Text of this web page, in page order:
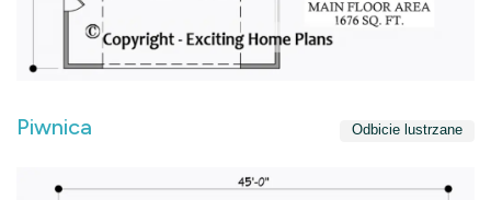
Piwnica Odbicie lustrzane